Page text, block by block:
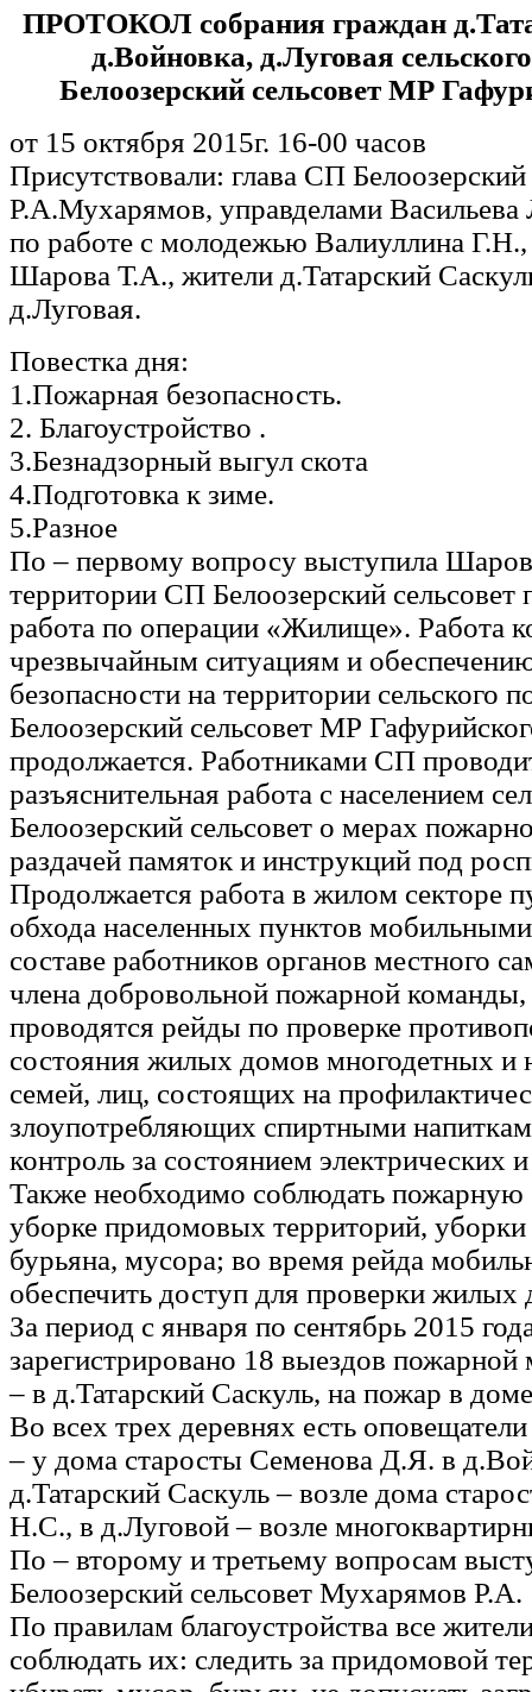
ПРОТОКОЛ собрания граждан
д.Войновка, д.Луговая
Белоозерский сельсовет МР
от 15 октября 2015г. 16-00 часов
Присутствовали: глава СП Белоозерский
Р.А.Мухарямов, управделами Васильева
по работе с молодежью Валиуллина
Шарова Т.А., жители д.Татарский
д.Луговая.
Повестка дня:
1.Пожарная безопасность.
2. Благоустройство .
3.Безнадзорный выгул скота
4.Подготовка к зиме.
5.Разное
По – первому вопросу выступила
территории СП Белоозерский сельсовет
работа по операции «Жилище». Работа
чрезвычайным ситуациям и
безопасности на территории сельского
Белоозерский сельсовет МР
продолжается. Работниками СП
разъяснительная работа с населением
Белоозерский сельсовет о мерах
раздачей памяток и инструкций под
Продолжается работа в жилом секторе
обхода населенных пунктов
составе работников органов местного
члена добровольной пожарной
проводятся рейды по проверке
состояния жилых домов многодетных и
семей, лиц, состоящих на
злоупотребляющих спиртными
контроль за состоянием электрических
Также необходимо соблюдать пожарную
уборке придомовых территорий, уборки
бурьяна, мусора; во время рейда
обеспечить доступ для проверки жилых
За период с января по сентябрь 2015
зарегистрировано 18 выездов
– в д.Татарский Саскуль, на пожар в
Во всех трех деревнях есть
– у дома старосты Семенова Д.Я. в
д.Татарский Саскуль – возле дома
Н.С., в д.Луговой – возле
По – второму и третьему вопросам
Белоозерский сельсовет Мухарямов Р.А.
По правилам благоустройства все
соблюдать их: следить за придомовой